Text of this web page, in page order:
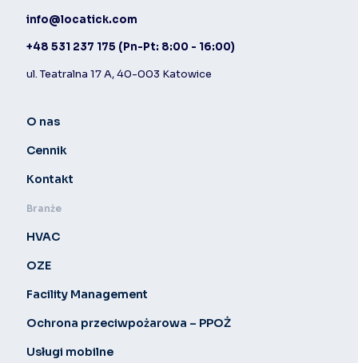
info@locatick.com
+48 531 237 175 (Pn-Pt: 8:00 - 16:00)
ul. Teatralna 17 A, 40-003 Katowice
O nas
Cennik
Kontakt
Branże
HVAC
OZE
Facility Management
Ochrona przeciwpożarowa – PPOŻ
Usługi mobilne